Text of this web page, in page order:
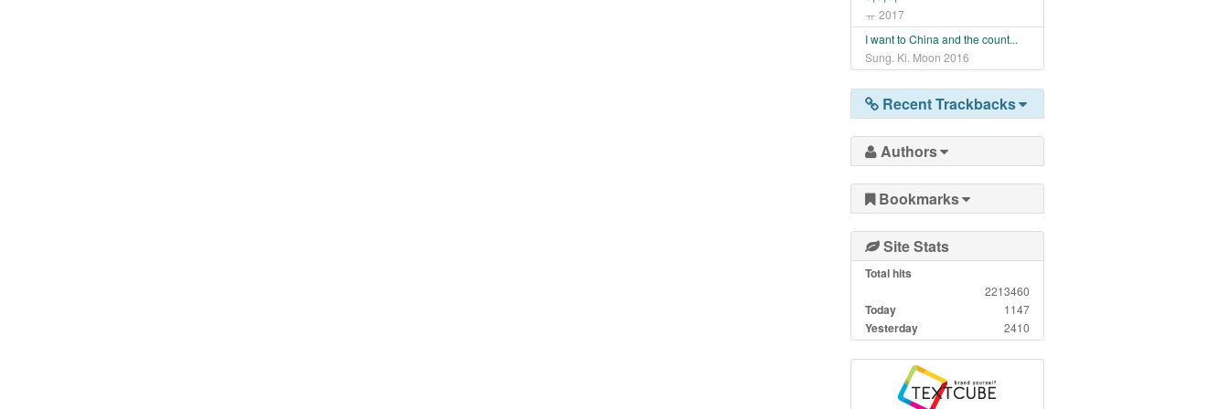
ㅠ 2017
I want to China and the count...
Sung. Ki. Moon 2016
Recent Trackbacks
Authors
Bookmarks
Site Stats
Total hits
2213460
Today 1147
Yesterday 2410